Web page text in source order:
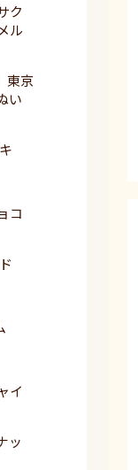
ク
ル
東京
い
コ
イ
ッ